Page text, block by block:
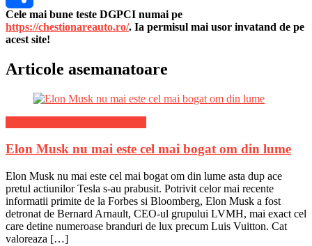
Share
Cele mai bune teste DGPCI numai pe
https://chestionareauto.ro/. Ia permisul mai usor invatand de pe
acest site!
Articole asemanatoare
Elon Musk nu mai este cel mai bogat om din lume
Elon Musk nu mai este cel mai bogat om din lume asta dup ace
pretul actiunilor Tesla s-au prabusit. Potrivit celor mai recente
informatii primite de la Forbes si Bloomberg, Elon Musk a fost
detronat de Bernard Arnault, CEO-ul grupului LVMH, mai exact cel
care detine numeroase branduri de lux precum Luis Vuitton. Cat
valoreaza […]